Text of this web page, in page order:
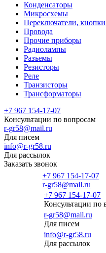
Конденсаторы
Микросхемы
Переключатели, кнопки
Провода
Прочие приборы
Радиолампы
Разъемы
Резисторы
Реле
Транзисторы
Трансформаторы
+7 967 154-17-07
Консультации по вопросам
r-gr58@mail.ru
Для писем
info@r-gr58.ru
Для рассылок
Заказать звонок
+7 967 154-17-07
r-gr58@mail.ru
+7 967 154-17-07
Консультации по
r-gr58@mail.ru
Для писем
info@r-gr58.ru
Для рассылок